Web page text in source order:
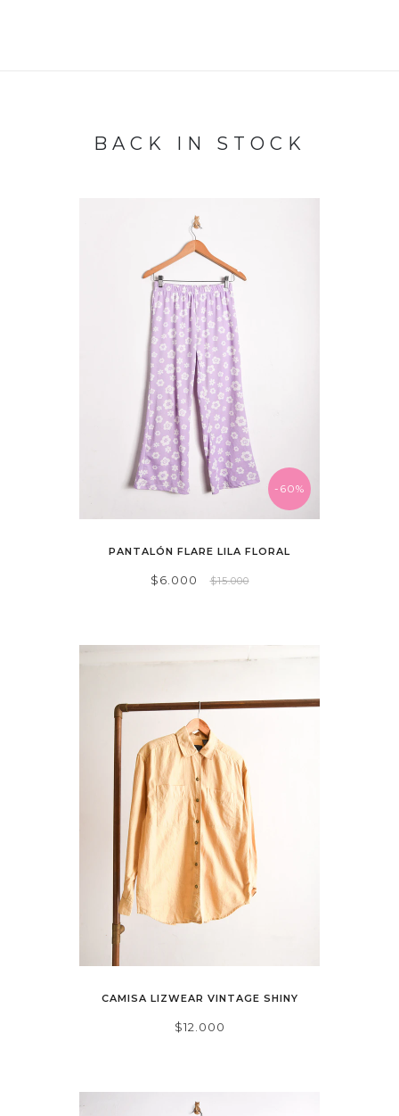
BACK IN STOCK
-60%
PANTALÓN FLARE LILA FLORAL
$6.000 $15.000
CAMISA LIZWEAR VINTAGE SHINY
$12.000